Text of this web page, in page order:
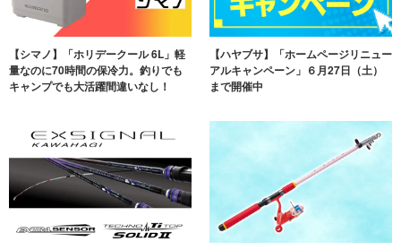
【シマノ】「ホリデークール 6L」軽
量なのに70時間の保冷力。釣りでも
キャンプでも大活躍間違いなし！
【ハヤブサ】「ホームページリニュー
アルキャンペーン」６月27日（土）
まで開催中